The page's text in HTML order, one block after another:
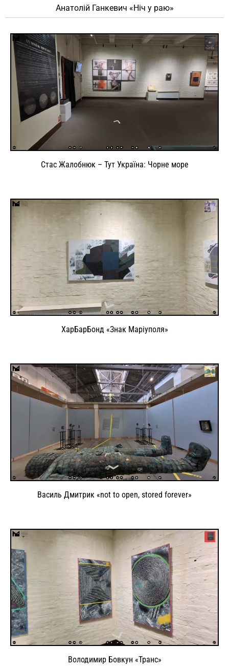
Анатолій Ганкевич «Ніч у раю»
Стас Жалобнюк – Тут Україна: Чорне море
ХарБарБонд «Знак Маріуполя»
Василь Дмитрик «not to open, stored forever»
Володимир Бовкун «Транс»